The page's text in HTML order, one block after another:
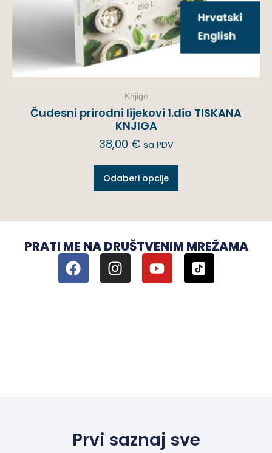
Knjige
Čudesni prirodni lijekovi 1.dio TISKANA
KNJIGA
38,00 € sa PDV
Odaberi opcije
PRATI ME NA DRUŠTVENIM MREŽAMA
Prvi saznaj sve